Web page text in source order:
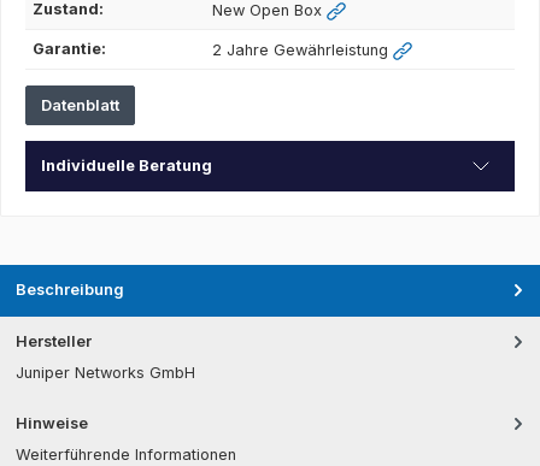
Zustand: New Open Box
Garantie: 2 Jahre Gewährleistung
Datenblatt
Individuelle Beratung
Beschreibung
Hersteller
Juniper Networks GmbH
Hinweise
Weiterführende Informationen